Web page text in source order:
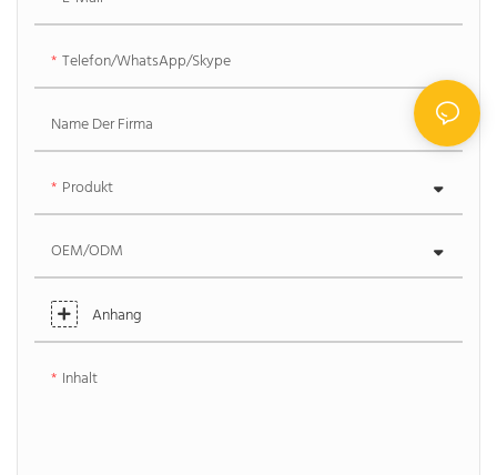
Telefon/WhatsApp/Skype
Name Der Firma
Produkt
OEM/ODM
Anhang
Inhalt